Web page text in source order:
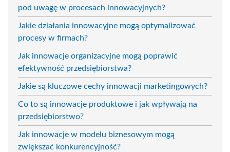
pod uwagę w procesach innowacyjnych?
Jakie działania innowacyjne mogą optymalizować
procesy w firmach?
Jak innowacje organizacyjne mogą poprawić
efektywność przedsiębiorstwa?
Jakie są kluczowe cechy innowacji marketingowych?
Co to są innowacje produktowe i jak wpływają na
przedsiębiorstwo?
Jak innowacje w modelu biznesowym mogą
zwiększać konkurencyjność?